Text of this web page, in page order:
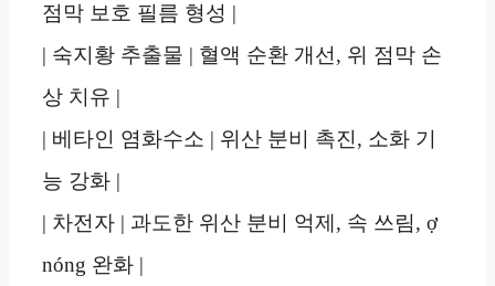
점막 보호 필름 형성 |
| 숙지황 추출물 | 혈액 순환 개선, 위 점막 손
상 치유 |
| 베타인 염화수소 | 위산 분비 촉진, 소화 기
능 강화 |
| 차전자 | 과도한 위산 분비 억제, 속 쓰림, ợ
nóng 완화 |